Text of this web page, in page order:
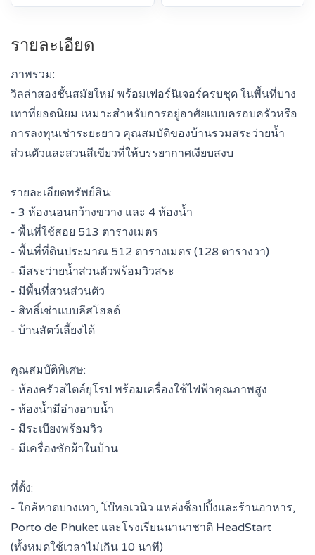
รายละเอียด
ภาพรวม:
วิลล่าสองชั้นสมัยใหม่ พร้อมเฟอร์นิเจอร์ครบชุด ในพื้นที่บาง
เทาที่ยอดนิยม เหมาะสำหรับการอยู่อาศัยแบบครอบครัวหรือ
การลงทุนเช่าระยะยาว คุณสมบัติของบ้านรวมสระว่ายน้ำ
ส่วนตัวและสวนสีเขียวที่ให้บรรยากาศเงียบสงบ
รายละเอียดทรัพย์สิน:
- 3 ห้องนอนกว้างขวาง และ 4 ห้องน้ำ
- พื้นที่ใช้สอย 513 ตารางเมตร
- พื้นที่ที่ดินประมาณ 512 ตารางเมตร (128 ตารางวา)
- มีสระว่ายน้ำส่วนตัวพร้อมวิวสระ
- มีพื้นที่สวนส่วนตัว
- สิทธิ์เช่าแบบลีสโฮลด์
- บ้านสัตว์เลี้ยงได้
คุณสมบัติพิเศษ:
- ห้องครัวสไตล์ยุโรป พร้อมเครื่องใช้ไฟฟ้าคุณภาพสูง
- ห้องน้ำมีอ่างอาบน้ำ
- มีระเบียงพร้อมวิว
- มีเครื่องซักผ้าในบ้าน
ที่ตั้ง:
- ใกล้หาดบางเทา, โบ๊ทอเวนิว แหล่งช็อปปิ้งและร้านอาหาร,
Porto de Phuket และโรงเรียนนานาชาติ HeadStart
(ทั้งหมดใช้เวลาไม่เกิน 10 นาที)